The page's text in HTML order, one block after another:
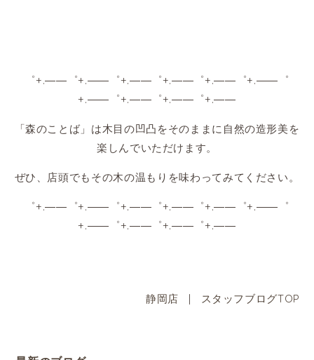
゜+.――゜+.――゜+.――゜+.――゜+.――゜+.――゜
+.――゜+.――゜+.――゜+.――
「森のことば」は木目の凹凸をそのままに自然の造形美を
楽しんでいただけます。
ぜひ、店頭でもその木の温もりを味わってみてください。
゜+.――゜+.――゜+.――゜+.――゜+.――゜+.――゜
+.――゜+.――゜+.――゜+.――
静岡店 | スタッフブログTOP